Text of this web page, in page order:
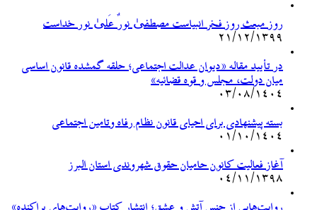
روز مبعث روز فخر انبیاست مصطفیٰ نورٌ عَلیٰ نور خداست
۲۱/۱۲/۱۳۹۹
در تأیید مقاله «دیوان عدالت اجتماعی؛ حلقه گمشده قانون اساسی
میان دولت، مجلس و قوه قضائیه»
۰۳/۰۸/۱۴۰۴
بسته پیشنهادی برای احیای قانون نظام رفاه وتامین اجتماعی
۰۱/۱۰/۱۴۰۴
آغاز فعالیت کانون حامیان حقوق شهروندی استان البرز
۰۴/۱۱/۱۳۹۸